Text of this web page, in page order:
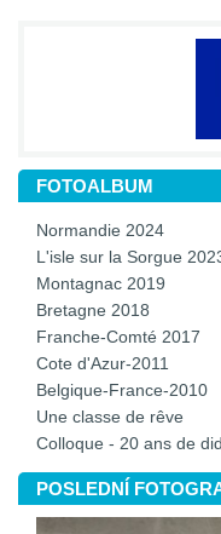
FOTOALBUM
Normandie 2024
L'isle sur la Sorgue
Montagnac 2019
Bretagne 2018
Franche-Comté 2017
Cote d'Azur-2011
Belgique-France-2010
Une classe de rêve
Colloque - 20 ans de
POSLEDNÍ